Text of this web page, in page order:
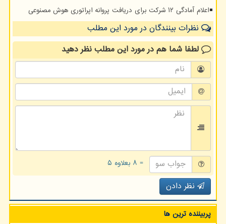
اعلام آمادگی ۱۲ شرکت برای دریافت پروانه اپراتوری هوش مصنوعی
نظرات بینندگان در مورد این مطلب
لطفا شما همدر مورد این مطلبنظر دهید
= ۸ بعلاوه ۵
نظر دادن
پربیننده ترین ها